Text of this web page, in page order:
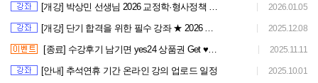
[개강] 박상민 선생님 2026 교정학·형사정책 실전 모의고사 개강 안내 2026.01.05
[개강] 단기 합격을 위한 필수 강좌 ★ 2026 박상민 교정학/형사정책 교정관계법령 총정리 개강 안내 2025.12.08
[종료] 수강후기 남기면 yes24 상품권 Get ♥ | 2026 박상민 교정학/형사정책 기출문풀 개강 및 이벤트 안내 2025.11.11
[안내] 추석연휴 기간 온라인 강의 업로드 일정 2025.10.01